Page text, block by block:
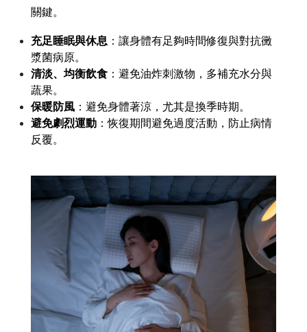
關鍵。
充足睡眠與休息 ：讓身體有足夠時間修復與對抗黴
漿菌病原。
清淡、均衡飲食 ：避免油炸刺激物，多補充水分與
蔬果。
保暖防風 ：避免身體著涼，尤其是換季時期。
避免劇烈運動 ：恢復期間避免過度活動，防止病情
反覆。